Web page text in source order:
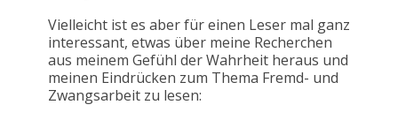
Vielleicht ist es aber für einen Leser mal ganz
interessant, etwas über meine Recherchen
aus meinem Gefühl der Wahrheit heraus und
meinen Eindrücken zum Thema Fremd- und
Zwangsarbeit zu lesen: